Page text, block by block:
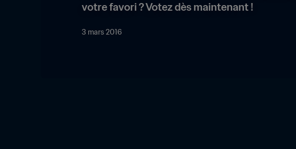
votre favori ? Votez dès maintenant !
3 mars 2016